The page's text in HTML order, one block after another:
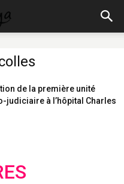
de la première unité
judiciaire à l’hôpital Charles